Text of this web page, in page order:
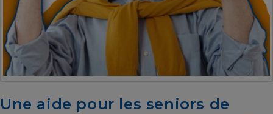
Une aide pour les seniors de